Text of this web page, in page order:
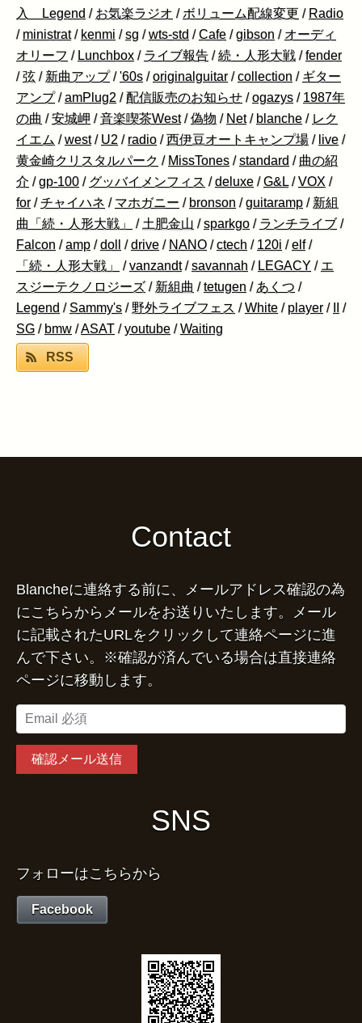
入 Legend / お気楽ラジオ / ボリューム配線変更 / Radio
/ ministrat / kenmi /sg /wts-std /Cafe /gibson / オーディ
オリーフ / Lunchbox / ライブ報告 /続・人形大戦 /fender
/弦 / 新曲アップ /'60s /originalguitar /collection / ギター
アンプ /amPlug2 /配信販売のお知らせ /ogazys / 1987年
の曲 /安城岬 /音楽喫茶West /偽物 / Net / blanche / レク
イエム /west / U2 / radio /西伊豆オートキャンプ場 / live /
黄金崎クリスタルパーク / MissTones /standard / 曲の紹
介 /gp-100 / グッバイメンフィス /deluxe /G&L /VOX /
for /チャイハネ / マホガニー / bronson /guitaramp / 新組
曲「続・人形大戦」
/ 土肥金山 /sparkgo / ランチライブ /
Falcon /amp /doll /drive / NANO /ctech / 120i /elf /
「続・人形大戦」
/vanzandt /savannah / LEGACY / エ
スジーテクノロジーズ / 新組曲 /tetugen / あくつ /
Legend /Sammy's / 野外ライブフェス /White / player /
/
SG / bmw /ASAT /youtube /Waiting
RSS
Contact
Blancheに連絡する前に、メールアドレス確認の為
にこちらからメールをお送りいたします。メール
に記載されたURLをクリックして連絡ページに進
んで下さい。※確認が済んでいる場合は直接連絡
ページに移動します。
SNS
フォローはこちらから
Facebook